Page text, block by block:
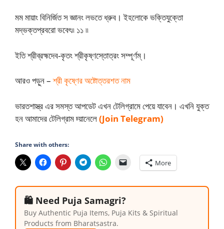
মম মায়াং বিনির্জিত স জ্ঞানং লভতে ধ্রুব। ইহলোকে ভক্তিযুক্তো
মদ্ভক্তপ্রবরো ভবেৎ৷৷ ১১ ৷৷
ইতি শ্রীব্রহ্মদেব-কৃতং শ্রীকৃষ্ণস্তোত্রং সম্পূর্ণম্।
আরও পড়ুন –শ্রী কৃষ্ণের অষ্টোত্তরশত নাম
ভারতশাস্ত্র এর সমস্ত আপডেট এখন টেলিগ্রামে পেয়ে যাবেন। এখনি যুক্ত
হন আমাদের টেলিগ্রাম চ্য়ানেলে(Join Telegram)
Share with others:
More
🛍️ Need Puja Samagri?
Buy Authentic Puja Items, Puja Kits & Spiritual
Products from Bharatsastra.